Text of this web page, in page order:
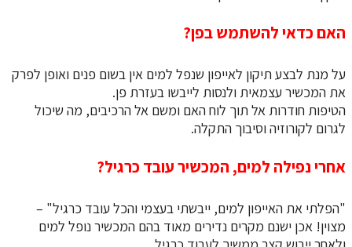
האם כדאי להשתמש בפן?
על מנת לבצע תיקון לאייפון שנפל למים אין בשום פנים ואופן לפרק
את המכשיר עצמאית ולנסות לייבשו בעזרת פן.
הטיפות חודרות אל תוך לוח האם ומשם אל הרכיבים, מה שיכול
לגרום לקורוזיה וסיבוך התקלה.
אחרי נפילה למים, המכשיר עובד כרגיל?
"הפלתי את האייפון למים, ייבשתי בעצמי והכל עובד כרגיל" –
מצוין! אכן ישנם מקרים נדירים מאוד בהם המכשיר נופל למים